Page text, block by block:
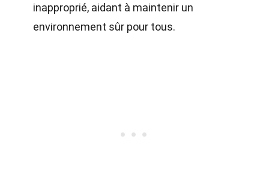
inapproprié, aidant à maintenir un
environnement sûr pour tous.